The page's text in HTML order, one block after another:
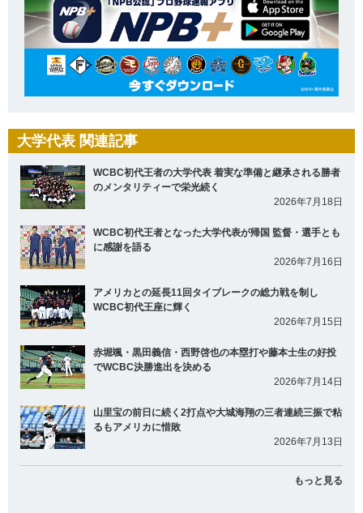
大学代表 関連記事
WCBC初代王者の大学代表 着実な準備と継承される勝者
のメンタリティーで栄光続く
2026年7月18日
WCBC初代王者となった大学代表が帰国 監督・選手とも
に感謝を語る
2026年7月16日
アメリカとの延長11回タイブレークの総力戦を制し
WCBC初代王座に輝く
2026年7月15日
赤堀颯・黒田義信・西野啓也の本塁打や藤本士生の好投
でWCBC決勝進出を決める
2026年7月14日
山里宝の前日に続く2打点や大城海翔の三者連続三振で粘
るもアメリカに惜敗
2026年7月13日
もっと見る